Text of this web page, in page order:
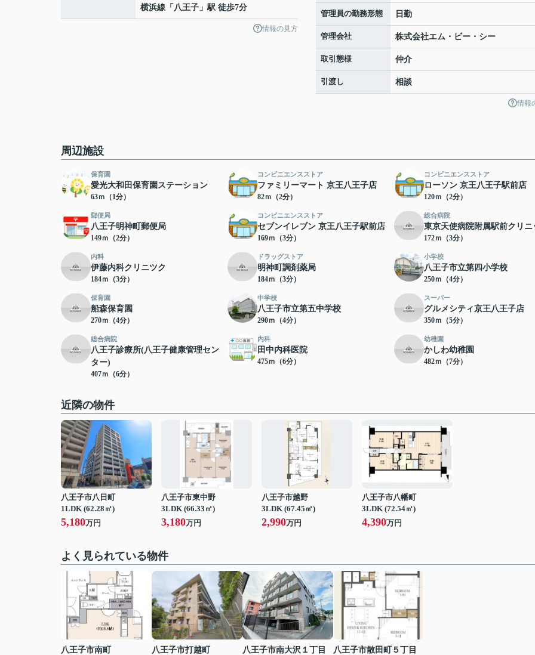
横浜線 「 八王子 」駅 徒歩7分
情報の見方
管理員の勤務形態 日勤
管理会社 株式会社エム・ビー・シー
取引態様 仲介
引渡し 相談
情報
周辺施設
保育園
愛光大和田保育園ステーション
63ｍ（1分）
コンビニエンスストア
ファミリーマート 京王八王子店
82ｍ（2分）
コンビニエンスストア
ローソン 京王八王子駅前店
120ｍ（2分）
郵便局
八王子明神町郵便局
149ｍ（2分）
コンビニエンスストア
セブンイレブン 京王八王子駅前店
169ｍ（3分）
総合病院
東京天使病院附属駅前クリニ
172ｍ（3分）
内科
伊藤内科クリニツク
184ｍ（3分）
ドラッグストア
明神町調剤薬局
184ｍ（3分）
小学校
八王子市立第四小学校
250ｍ（4分）
保育園
船森保育園
270ｍ（4分）
中学校
八王子市立第五中学校
290ｍ（4分）
スーパー
グルメシティ京王八王子店
350ｍ（5分）
総合病院
八王子診療所(八王子健康管理セン
ター)
407ｍ（6分）
内科
田中内科医院
475ｍ（6分）
幼稚園
かしわ幼稚園
482ｍ（7分）
近隣の物件
八王子市八日町
1LDK (62.28㎡)
5,180万円
八王子市東中野
3LDK (66.33㎡)
3,180万円
八王子市越野
3LDK (67.45㎡)
2,990万円
八王子市八幡町
3LDK (72.54㎡)
4,390万円
よく見られている物件
八王子市南町
八王子市打越町
八王子市南大沢１丁目
八王子市散田町５丁目